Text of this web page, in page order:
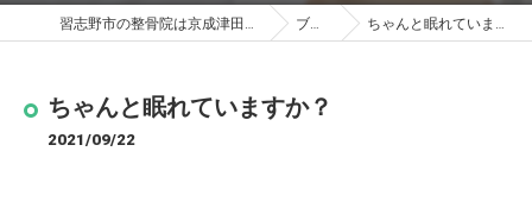
習志野市の整骨院は京成津田沼整骨院 ブログ ちゃんと眠れていますか？
ちゃんと眠れていますか？
2021/09/22